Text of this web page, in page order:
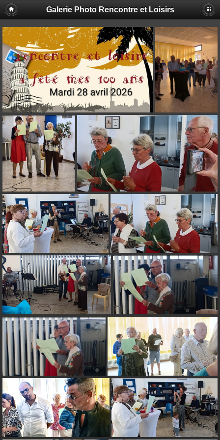
Galerie Photo Rencontre et Loisirs